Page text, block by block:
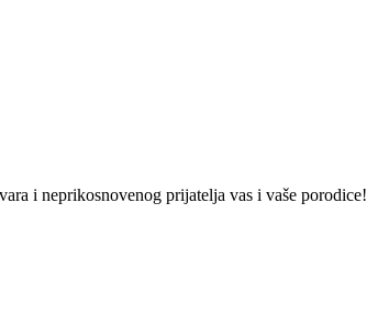
i neprikosnovenog prijatelja vas i vaše porodice!